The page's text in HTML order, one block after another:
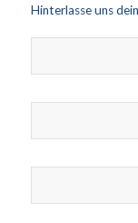
Hinterlasse uns